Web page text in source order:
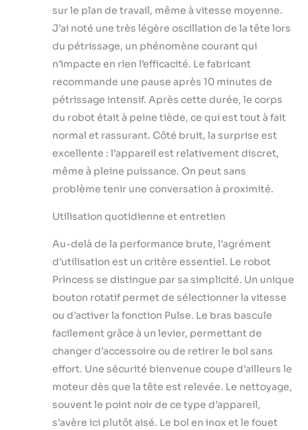
sur le plan de travail, même à vitesse moyenne.
J’ai noté une très légère oscillation de la tête lors
du pétrissage, un phénomène courant qui
n’impacte en rien l’efficacité. Le fabricant
recommande une pause après 10 minutes de
pétrissage intensif. Après cette durée, le corps
du robot était à peine tiède, ce qui est tout à fait
normal et rassurant. Côté bruit, la surprise est
excellente : l’appareil est relativement discret,
même à pleine puissance. On peut sans
problème tenir une conversation à proximité.
Utilisation quotidienne et entretien
Au-delà de la performance brute, l’agrément
d’utilisation est un critère essentiel. Le robot
Princess se distingue par sa simplicité. Un unique
bouton rotatif permet de sélectionner la vitesse
ou d’activer la fonction Pulse. Le bras bascule
facilement grâce à un levier, permettant de
changer d’accessoire ou de retirer le bol sans
effort. Une sécurité bienvenue coupe d’ailleurs le
moteur dès que la tête est relevée. Le nettoyage,
souvent le point noir de ce type d’appareil,
s’avère ici plutôt aisé. Le bol en inox et le fouet